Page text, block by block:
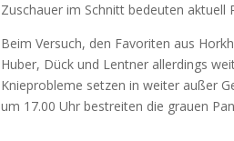
Zuschauer im Schnitt bedeuten aktuell
Beim Versuch, den Favoriten aus
Huber, Dück und Lentner allerdings
Knieprobleme setzen in weiter außer
um 17.00 Uhr bestreiten die grauen